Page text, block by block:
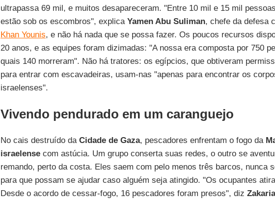
ultrapassa 69 mil, e muitos desapareceram. "Entre 10 mil e 15 mil
estão sob os escombros", explica Yamen Abu Suliman, chefe da defesa
Khan Younis, e não há nada que se possa fazer. Os poucos recursos
20 anos, e as equipes foram dizimadas: "A nossa era composta por 750
quais 140 morreram". Não há tratores: os egípcios, que obtiveram
para entrar com escavadeiras, usam-nas "apenas para encontrar os
israelenses".
Vivendo pendurado em um caranguejo
No cais destruído da Cidade de Gaza, pescadores enfrentam o fogo da
israelensecom astúcia. Um grupo conserta suas redes, o outro se
remando, perto da costa. Eles saem com pelo menos três barcos, nunca
para que possam se ajudar caso alguém seja atingido. "Os ocupantes
Desde o acordo de cessar-fogo, 16 pescadores foram presos", diz